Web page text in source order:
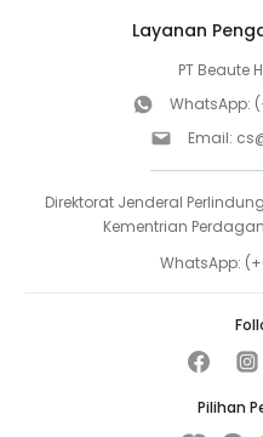
Layanan
PT Beaute
WhatsApp:
Email:
Direktorat Jenderal
Kementrian
WhatsApp:
Pilihan